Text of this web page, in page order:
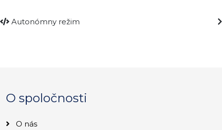
Autonómny režim
O spoločnosti
O nás